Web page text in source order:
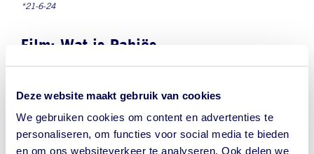
Deze website maakt gebruik van cookies
We gebruiken cookies om content en advertenties te
personaliseren, om functies voor social media te bieden
en om ons websiteverkeer te analyseren. Ook delen we
*21-6-24
Film: Wat is Rabiës